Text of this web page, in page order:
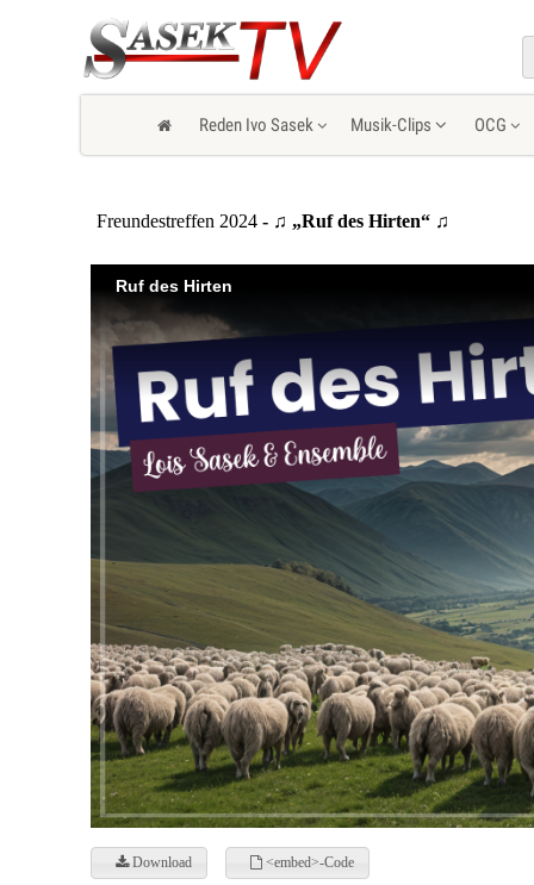
Reden Ivo Sasek Musik-Clips OCG
Freundestreffen 2024 - ♫ „Ruf des Hirten“ ♫
Ruf des Hirten
Download <embed>-Code